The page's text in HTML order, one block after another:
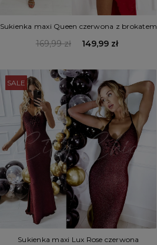
Sukienka maxi Queen czerwona z brokatem
169,99 zł 149,99 zł
SALE
Sukienka maxi Lux Rose czerwona